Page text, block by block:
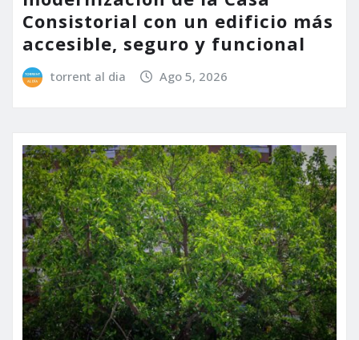
Consistorial con un edificio más
accesible, seguro y funcional
torrent al dia Ago 5, 2026